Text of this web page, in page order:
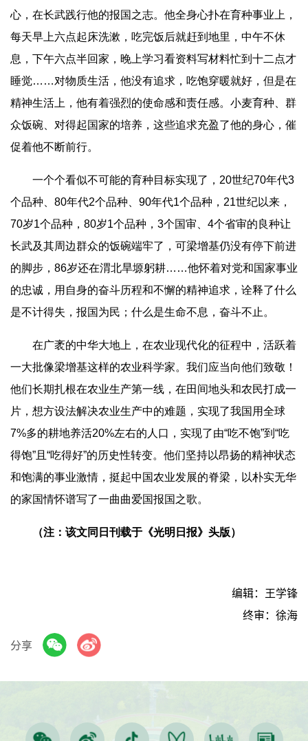
心，在长武践行他的报国之志。他全身心扑在育种事业上，
每天早上六点起床洗漱，吃完饭后就赶到地里，中午不休
息，下午六点半回家，晚上学习看资料写材料忙到十二点才
睡觉……对物质生活，他没有追求，吃饱穿暖就好，但是在
精神生活上，他有着强烈的使命感和责任感。小麦育种、群
众饭碗、对得起国家的培养，这些追求充盈了他的身心，催
促着他不断前行。
一个个看似不可能的育种目标实现了，20世纪70年代3
个品种、80年代2个品种、90年代1个品种，21世纪以来，
70岁1个品种，80岁1个品种，3个国审、4个省审的良种让
长武及其周边群众的饭碗端牢了，可梁增基仍没有停下前进
的脚步，86岁还在渭北旱塬躬耕……他怀着对党和国家事业
的忠诚，用自身的奋斗历程和不懈的精神追求，诠释了什么
是不计得失，报国为民；什么是生命不息，奋斗不止。
在广袤的中华大地上，在农业现代化的征程中，活跃着
一大批像梁增基这样的农业科学家。我们应当向他们致敬！
他们长期扎根在农业生产第一线，在田间地头和农民打成一
片，想方设法解决农业生产中的难题，实现了我国用全球
7%多的耕地养活20%左右的人口，实现了由“吃不饱”到“吃
得饱”且“吃得好”的历史性转变。他们坚持以昂扬的精神状态
和饱满的事业激情，挺起中国农业发展的脊梁，以朴实无华
的家国情怀谱写了一曲曲爱国报国之歌。
（注：该文同日刊载于《光明日报》头版）
编辑：王学锋
终审：徐海
分享